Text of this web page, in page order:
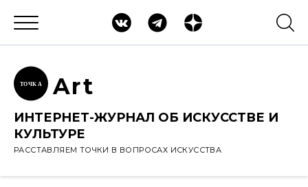
ТОЧК А Art
ИНТЕРНЕТ-ЖУРНАЛ ОБ ИСКУССТВЕ И
КУЛЬТУРЕ
РАССТАВЛЯЕМ ТОЧКИ В ВОПРОСАХ ИСКУССТВА